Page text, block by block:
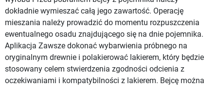
dokładnie wymieszać całą jego zawartość. Operację
mieszania należy prowadzić do momentu rozpuszczenia
ewentualnego osadu znajdującego się na dnie pojemnika.
Aplikacja Zawsze dokonać wybarwienia próbnego na
oryginalnym drewnie i polakierować lakierem, który będzie
stosowany celem stwierdzenia zgodności odcienia z
oczekiwaniami i kompatybilności z lakierem. Bejcę można